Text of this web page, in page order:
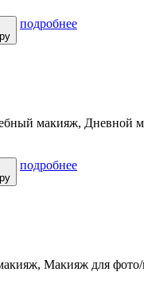
подробнее
макияж, Дневной
подробнее
Макияж для